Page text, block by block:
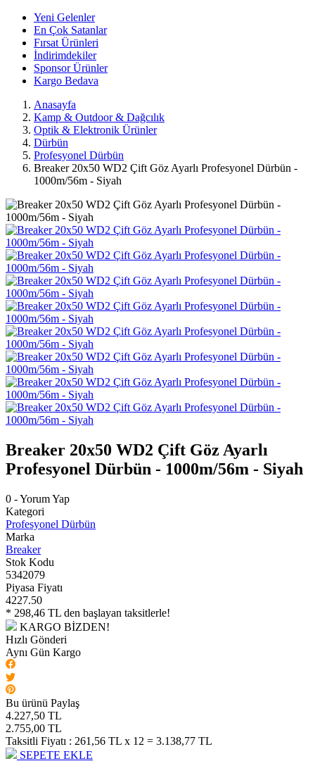
Yeni Gelenler
En Çok Satanlar
Fırsat Ürünleri
İndirimdekiler
Sponsor Ürünler
Kargo Bedava
Anasayfa
Kamp & Outdoor & Dağcılık
Optik & Elektronik Ürünler
Dürbün
Profesyonel Dürbün
Breaker 20x50 WD2 Çift Göz Ayarlı Profesyonel Dürbün -
1000m/56m - Siyah
Breaker 20x50 WD2 Çift Göz Ayarlı
Profesyonel Dürbün - 1000m/56m - Siyah
0 - Yorum Yap
Kategori
Profesyonel Dürbün
Marka
Breaker
Stok Kodu
5342079
Piyasa Fiyatı
4227.50
* 298,46 TL den başlayan taksitlerle!
KARGO BİZDEN!
Hızlı Gönderi
Aynı Gün Kargo
Bu ürünü Paylaş
4.227,50 TL
2.755,00 TL
Taksitli Fiyatı : 261,56 TL x 12 = 3.138,77 TL
SEPETE EKLE